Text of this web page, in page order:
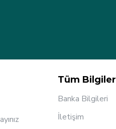
Tüm Bilgiler
Banka Bilgileri
İletişim